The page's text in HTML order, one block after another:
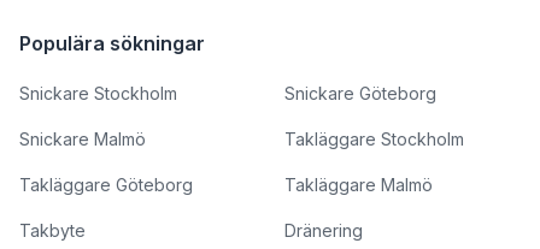
Populära sökningar
Snickare Stockholm Snickare Göteborg
Snickare Malmö Takläggare Stockholm
Takläggare Göteborg Takläggare Malmö
Takbyte Dränering